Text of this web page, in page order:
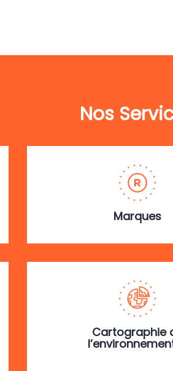
Nos
Marques
Cartographie